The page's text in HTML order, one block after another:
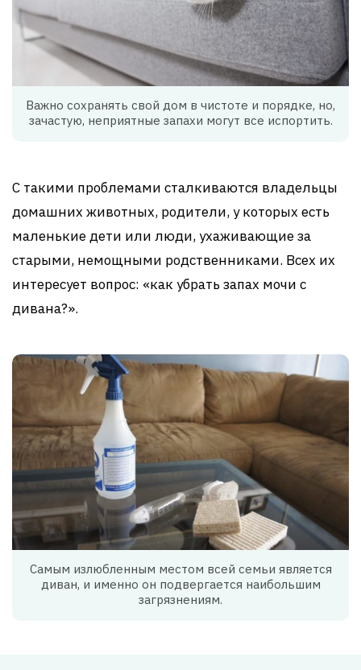
Важно сохранять свой дом в чистоте и порядке, но,
зачастую, неприятные запахи могут все испортить.
С такими проблемами сталкиваются владельцы
домашних животных, родители, у которых есть
маленькие дети или люди, ухаживающие за
старыми, немощными родственниками. Всех их
интересует вопрос: «как убрать запах мочи с
дивана?».
Самым излюбленным местом всей семьи является
диван, и именно он подвергается наибольшим
загрязнениям.